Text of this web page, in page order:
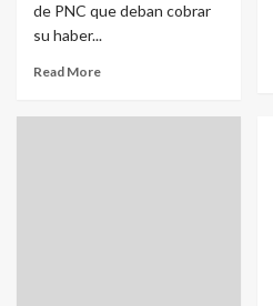
de PNC que deban cobrar
su haber...
Read More